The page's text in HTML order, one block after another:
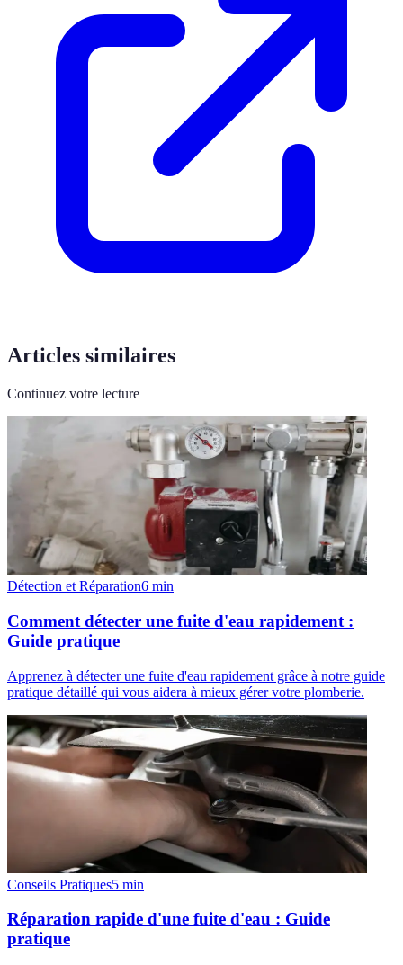
Articles similaires
Continuez votre lecture
Détection et Réparation6 min
Comment détecter une fuite d'eau rapidement :
Guide pratique
Apprenez à détecter une fuite d'eau rapidement grâce à notre guide
pratique détaillé qui vous aidera à mieux gérer votre plomberie.
Conseils Pratiques5 min
Réparation rapide d'une fuite d'eau : Guide
pratique